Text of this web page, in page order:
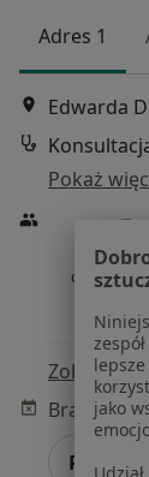
Adres 1
Edwarda
Pokaż
dr n. med.
urolog
Zobacz
Pokaż
jako